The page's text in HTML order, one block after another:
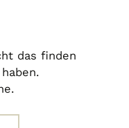
das finden